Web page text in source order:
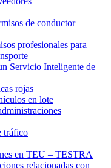
de conductor
profesionales para
Servicio Inteligente de
rojas
en lote
tráfico
en TEU – TESTRA
relacionadas con